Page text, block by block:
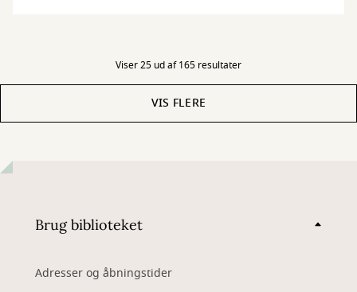
Viser 25 ud af 165 resultater
VIS FLERE
Brug biblioteket
Adresser og åbningstider